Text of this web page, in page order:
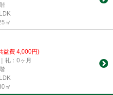
㎡
益費 4,000円)
礼：0ヶ月
㎡